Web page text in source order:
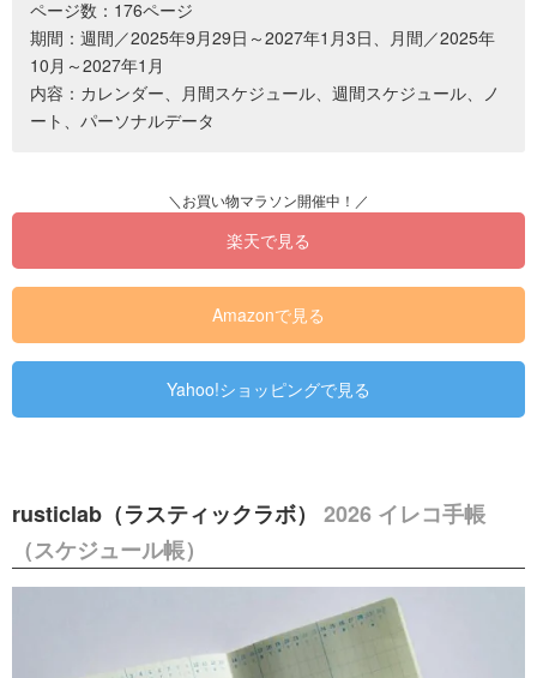
ページ数：176ページ
期間：週間／2025年9月29日～2027年1月3日、月間／2025年
10月～2027年1月
内容：カレンダー、月間スケジュール、週間スケジュール、ノ
ート、パーソナルデータ
楽天で見る
Amazonで見る
Yahoo!ショッピングで見る
rusticlab（ラスティックラボ） 2026 イレコ手帳
（スケジュール帳）